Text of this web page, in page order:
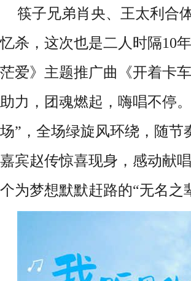
筷子兄弟肖央、王太利合
忆杀，这次也是二人时隔10
茫爱》主题推广曲《开着卡
助力，团魂燃起，嗨唱不停
场”，全场绿旋风环绕，随
嘉宾赵传惊喜现身，感动献
个为梦想默默赶路的“无名